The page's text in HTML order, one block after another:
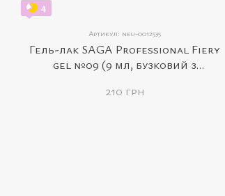
4
Артикул: neu-0012535
Гель-лак SAGA Professional Fiery
gel №09 (9 мл, бузковий з
210 грн